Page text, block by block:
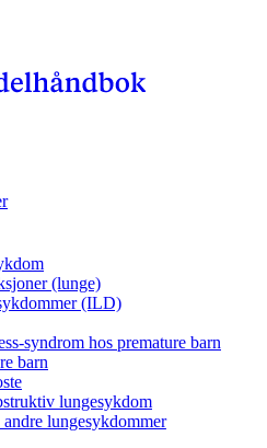
(lunge)
(ILD)
syndrom hos premature barn
barn
lungesykdom
lungesykdommer